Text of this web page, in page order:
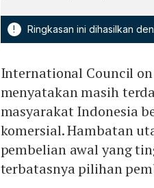
! Ringkasan ini dihasilkan
International Council
menyatakan masih
masyarakat Indonesia
komersial. Hambatan
pembelian awal yang
terbatasnya pilihan